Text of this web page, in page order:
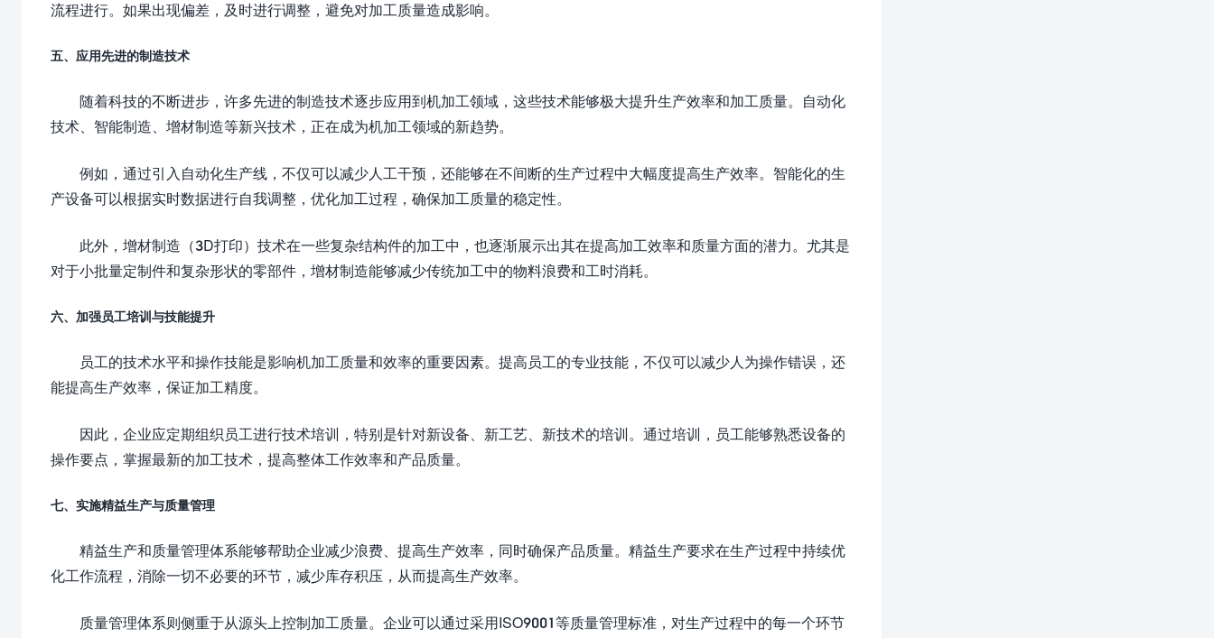
流程进行。如果出现偏差，及时进行调整，避免对加工质量造成影响。
五、应用先进的制造技术
随着科技的不断进步，许多先进的制造技术逐步应用到机加工领域，这些技术能够极大提升生产效率和加工质量。自动化
技术、智能制造、增材制造等新兴技术，正在成为机加工领域的新趋势。
例如，通过引入自动化生产线，不仅可以减少人工干预，还能够在不间断的生产过程中大幅度提高生产效率。智能化的生
产设备可以根据实时数据进行自我调整，优化加工过程，确保加工质量的稳定性。
此外，增材制造（3D打印）技术在一些复杂结构件的加工中，也逐渐展示出其在提高加工效率和质量方面的潜力。尤其是
对于小批量定制件和复杂形状的零部件，增材制造能够减少传统加工中的物料浪费和工时消耗。
六、加强员工培训与技能提升
员工的技术水平和操作技能是影响机加工质量和效率的重要因素。提高员工的专业技能，不仅可以减少人为操作错误，还
能提高生产效率，保证加工精度。
因此，企业应定期组织员工进行技术培训，特别是针对新设备、新工艺、新技术的培训。通过培训，员工能够熟悉设备的
操作要点，掌握最新的加工技术，提高整体工作效率和产品质量。
七、实施精益生产与质量管理
精益生产和质量管理体系能够帮助企业减少浪费、提高生产效率，同时确保产品质量。精益生产要求在生产过程中持续优
化工作流程，消除一切不必要的环节，减少库存积压，从而提高生产效率。
质量管理体系则侧重于从源头上控制加工质量。企业可以通过采用ISO9001等质量管理标准，对生产过程中的每一个环节